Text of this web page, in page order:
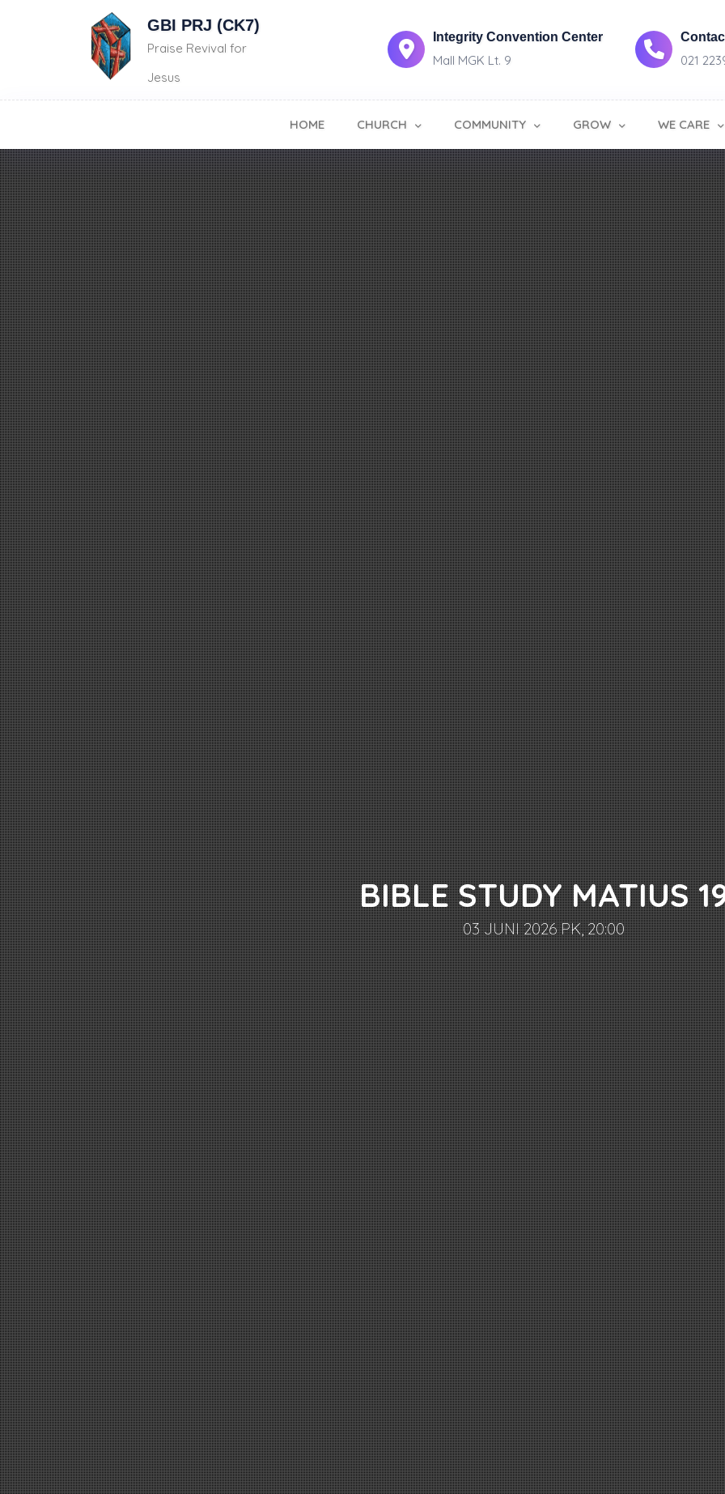
GBI PRJ (CK7)
Praise Revival for
Jesus
Integrity Convention Center
Mall MGK Lt. 9 021
HOME CHURCH COMMUNITY GROW WE CARE
BIBLE STUDY MATIUS
03 JUNI 2026 PK, 20:00